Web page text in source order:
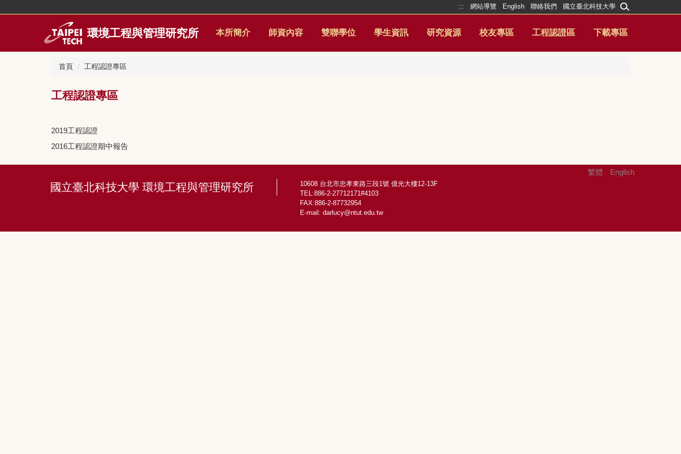
環境工程與管理研究所 本所簡介 師資內容 雙聯學位 學生資訊 研究資源 校友專區 工程認證區 下載專區
::: 網站導覽 English 聯絡我們 國立臺北科技大學
首頁 工程認證專區
工程認證專區
2019工程認證
2016工程認證期中報告
繁體 English
::: 國立臺北科技大學 環境工程與管理研究所
10608 台北市忠孝東路三段1號 億光大樓12-13F
TEL:886-2-27712171#4103
FAX:886-2-87732954
E-mail: darlucy@ntut.edu.tw